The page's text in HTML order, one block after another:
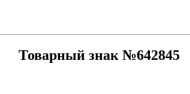
Товарный знак №642845